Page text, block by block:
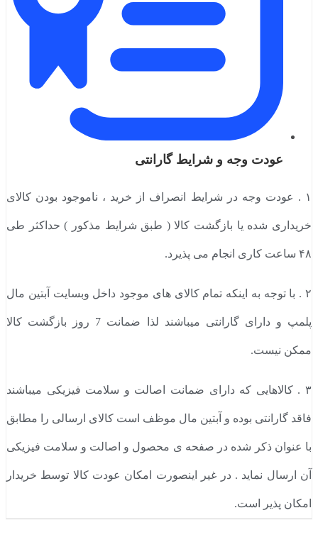
عودت وجه و شرایط گارانتی
۱ . عودت وجه در شرایط انصراف از خرید ، ناموجود بودن کالای
خریداری شده یا بازگشت کالا ( طبق شرایط مذکور ) حداکثر طی
۴۸ ساعت کاری انجام می پذیرد.
۲ . با توجه به اینکه تمام کالای های موجود داخل وبسایت آبتین مال
پلمپ و دارای گارانتی میباشند لذا ضمانت 7 روز بازگشت کالا
ممکن نیست.
۳ . کالاهایی که دارای ضمانت اصالت و سلامت فیزیکی میباشند
فاقد گارانتی بوده و آبتین مال موظف است کالای ارسالی را مطابق
با عنوان ذکر شده در صفحه ی محصول و اصالت و سلامت فیزیکی
آن ارسال نماید . در غیر اینصورت امکان عودت کالا توسط خریدار
امکان پذیر است.